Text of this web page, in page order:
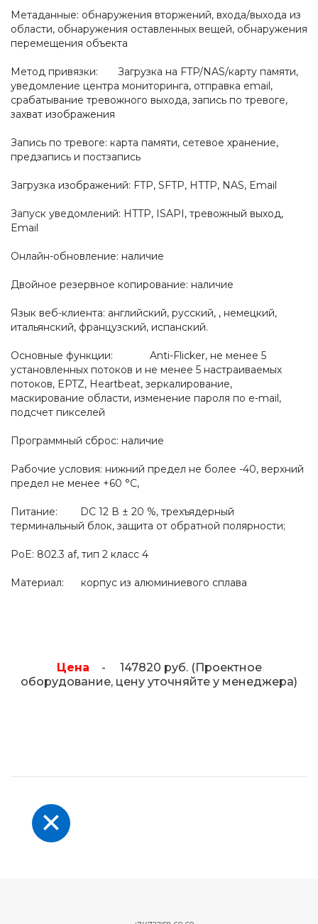
Метаданные: обнаружения вторжений, входа/выхода из
области, обнаружения оставленных вещей, обнаружения
перемещения объекта
Метод привязки: Загрузка на FTP/NAS/карту памяти,
уведомление центра мониторинга, отправка email,
срабатывание тревожного выхода, запись по тревоге,
захват изображения
Запись по тревоге: карта памяти, сетевое хранение,
предзапись и постзапись
Загрузка изображений: FTP, SFTP, HTTP, NAS, Email
Запуск уведомлений: HTTP, ISAPI, тревожный выход,
Email
Онлайн-обновление: наличие
Двойное резервное копирование: наличие
Язык веб-клиента: английский, русский, , немецкий,
итальянский, французский, испанский.
Основные функции: Anti-Flicker, не менее 5
установленных потоков и не менее 5 настраиваемых
потоков, EPTZ, Heartbeat, зеркалирование,
маскирование области, изменение пароля по e-mail,
подсчет пикселей
Программный сброс: наличие
Рабочие условия: нижний предел не более -40, верхний
предел не менее +60 °C,
Питание: DC 12 В ± 20 %, трехъядерный
терминальный блок, защита от обратной полярности;
PoE: 802.3 af, тип 2 класс 4
Материал: корпус из алюминиевого сплава
Цена
- 147820 руб. (Проектное
оборудование, цену уточняйте у менеджера)